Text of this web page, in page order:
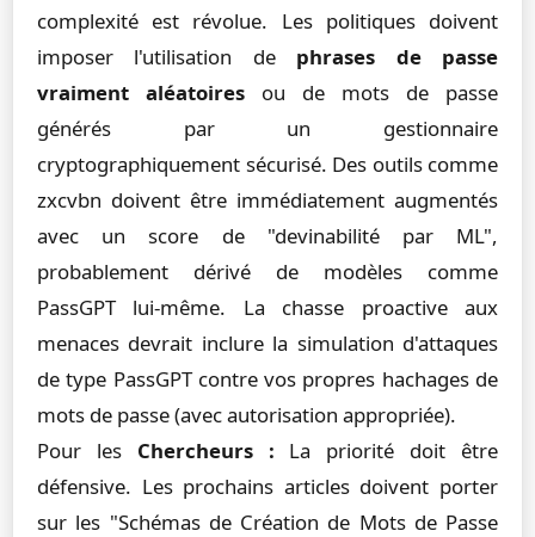
complexité est révolue. Les politiques doivent
imposer l'utilisation de phrases de passe
vraiment aléatoires ou de mots de passe
générés par un gestionnaire
cryptographiquement sécurisé. Des outils comme
zxcvbn doivent être immédiatement augmentés
avec un score de "devinabilité par ML",
probablement dérivé de modèles comme
PassGPT lui-même. La chasse proactive aux
menaces devrait inclure la simulation d'attaques
de type PassGPT contre vos propres hachages de
mots de passe (avec autorisation appropriée).
Pour les Chercheurs : La priorité doit être
défensive. Les prochains articles doivent porter
sur les "Schémas de Création de Mots de Passe